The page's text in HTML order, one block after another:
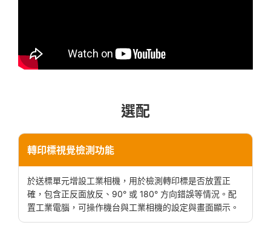
選配
轉印標視覺檢測功能
於送標單元增設工業相機，用於檢測轉印標是否放置正
確，包含正反面放反、90° 或 180° 方向錯誤等情況。配
置工業電腦，可操作機台與工業相機的設定與畫面顯示。